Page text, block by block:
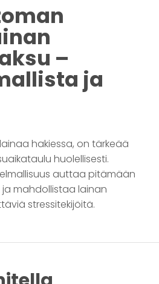
–
ja
hakiessa, on tärkeää
huolellisesti.
auttaa pitämään
mahdollistaa lainan
stressitekijöitä.